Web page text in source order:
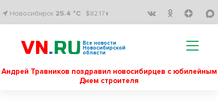
Новосибирск 25.4 °C $82.17↑
Все новости
Новосибирской
области
Андрей Травников поздравил новосибирцев с юбилейным
Днем строителя